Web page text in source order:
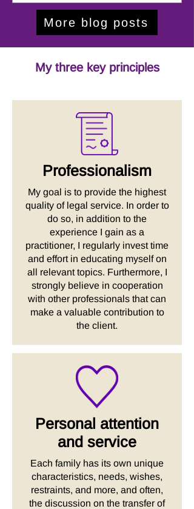
More blog posts
My three key principles
Professionalism
My goal is to provide the highest
quality of legal service. In order to
do so, in addition to the
experience I gain as a
practitioner, I regularly invest time
and effort in educating myself on
all relevant topics. Furthermore, I
strongly believe in cooperation
with other professionals that can
make a valuable contribution to
the client.
Personal attention
and service
Each family has its own unique
characteristics, needs, wishes,
restraints, and more, and often,
the discussion on the transfer of